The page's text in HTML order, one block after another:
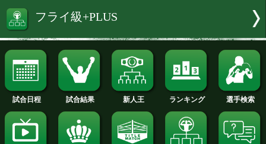
TALE OF THE TAPE
矢吹正道インタビューへ
矢吹 正道 選手名鑑へ